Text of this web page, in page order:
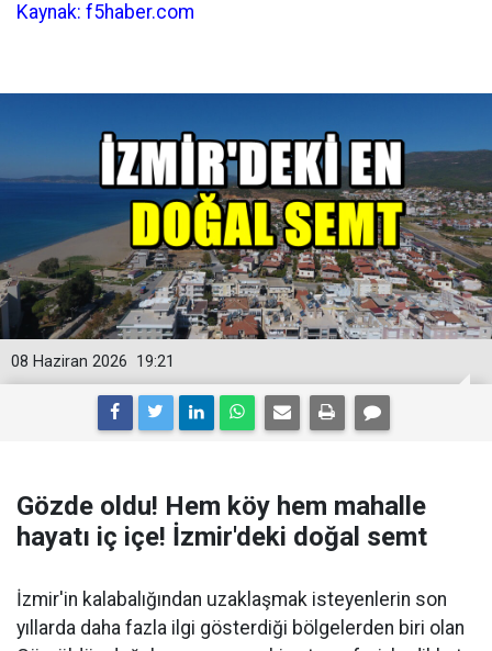
Kaynak: f5haber.com
19:21
08 Haziran 2026
Gözde oldu! Hem köy hem mahalle
hayatı iç içe! İzmir'deki doğal semt
İzmir'in kalabalığından uzaklaşmak isteyenlerin son
yıllarda daha fazla ilgi gösterdiği bölgelerden biri olan